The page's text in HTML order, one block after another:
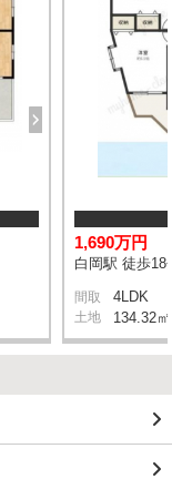
1,690万円
白岡駅 徒歩18
間取 4LDK
土地 134.32㎡